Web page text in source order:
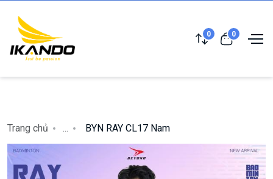
0 0
Trang chủ ... BYN RAY CL17 Nam